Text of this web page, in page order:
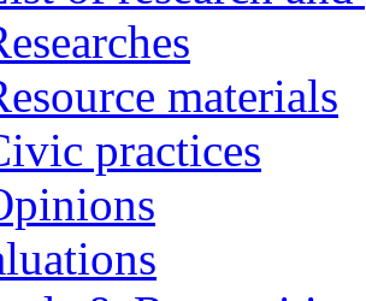
materials
practices